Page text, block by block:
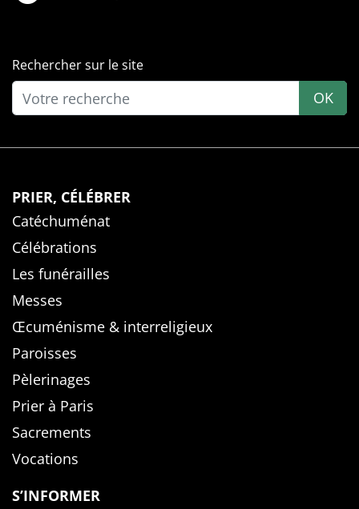
Rechercher sur le site
OK
PRIER, CÉLÉBRER
Catéchuménat
Célébrations
Les funérailles
Messes
Œcuménisme & interreligieux
Paroisses
Pèlerinages
Prier à Paris
Sacrements
Vocations
S’INFORMER